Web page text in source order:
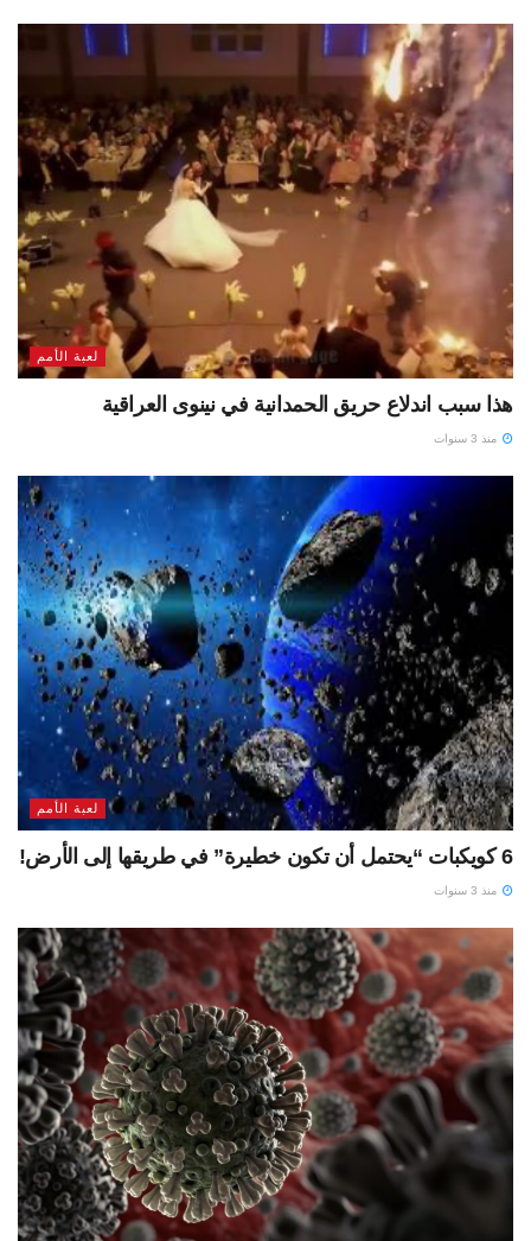
لعبة الأمم
هذا سبب اندلاع حريق الحمدانية في نينوى العراقية
منذ 3 سنوات
لعبة الأمم
6 كويكبات “يحتمل أن تكون خطيرة” في طريقها إلى الأرض!
منذ 3 سنوات